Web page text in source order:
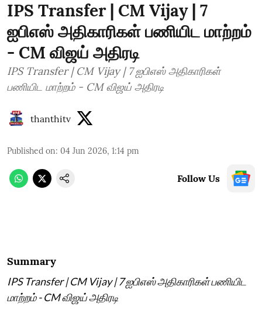
IPS Transfer | CM Vijay | 7
ஐபிஎஸ் அதிகாரிகள் பணியிட மாற்றம்
- CM விஜய் அதிரடி
IPS Transfer | CM Vijay | 7 ஐபிஎஸ் அதிகாரிகள்
பணியிட மாற்றம் - CM விஜய் அதிரடி
thanthitv
Published on: 04 Jun 2026, 1:14 pm
Follow Us
Summary
IPS Transfer | CM Vijay | 7 ஐபிஎஸ் அதிகாரிகள் பணியிட
மாற்றம் - CM விஜய் அதிரடி